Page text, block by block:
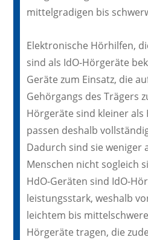
mittelgradigen bis
Elektronische Hörhilfen,
sind als IdO-Hörgeräte
Geräte zum Einsatz, die
Gehörgangs des Trägers
Hörgeräte sind kleiner
passen deshalb
Dadurch sind sie weniger
Menschen nicht sogleich
HdO-Geräten sind IdO-
leistungsstark, weshalb
leichtem bis
Hörgeräte tragen, die